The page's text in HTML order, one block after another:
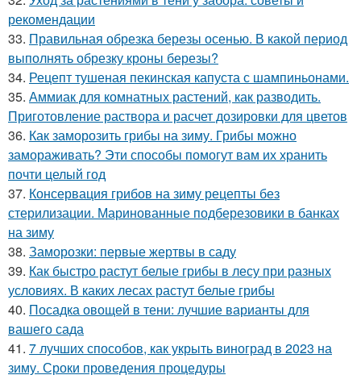
рекомендации
33. Правильная обрезка березы осенью. В какой период
выполнять обрезку кроны березы?
34. Рецепт тушеная пекинская капуста с шампиньонами.
35. Аммиак для комнатных растений, как разводить.
Приготовление раствора и расчет дозировки для цветов
36. Как заморозить грибы на зиму. Грибы можно
замораживать? Эти способы помогут вам их хранить
почти целый год
37. Консервация грибов на зиму рецепты без
стерилизации. Маринованные подберезовики в банках
на зиму
38. Заморозки: первые жертвы в саду
39. Как быстро растут белые грибы в лесу при разных
условиях. В каких лесах растут белые грибы
40. Посадка овощей в тени: лучшие варианты для
вашего сада
41. 7 лучших способов, как укрыть виноград в 2023 на
зиму. Сроки проведения процедуры